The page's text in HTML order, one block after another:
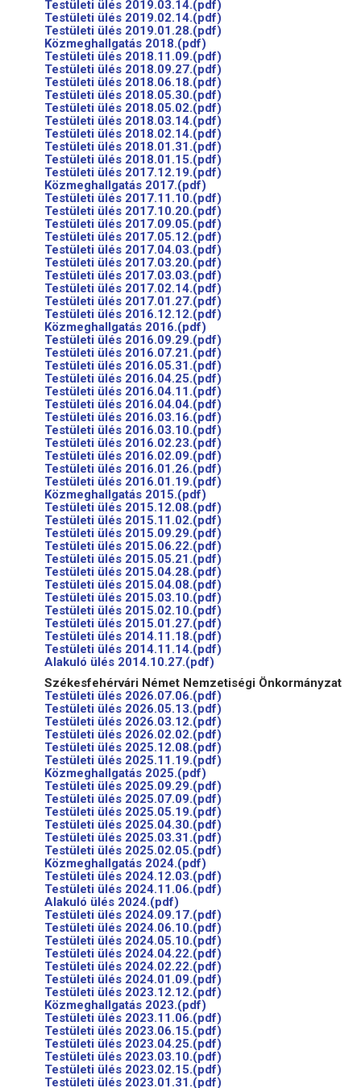
Testületi ülés 2019.03.14.(pdf)
Testületi ülés 2019.02.14.(pdf)
Testületi ülés 2019.01.28.(pdf)
Közmeghallgatás 2018.(pdf)
Testületi ülés 2018.11.09.(pdf)
Testületi ülés 2018.09.27.(pdf)
Testületi ülés 2018.06.18.(pdf)
Testületi ülés 2018.05.30.(pdf)
Testületi ülés 2018.05.02.(pdf)
Testületi ülés 2018.03.14.(pdf)
Testületi ülés 2018.02.14.(pdf)
Testületi ülés 2018.01.31.(pdf)
Testületi ülés 2018.01.15.(pdf)
Testületi ülés 2017.12.19.(pdf)
Közmeghallgatás 2017.(pdf)
Testületi ülés 2017.11.10.(pdf)
Testületi ülés 2017.10.20.(pdf)
Testületi ülés 2017.09.05.(pdf)
Testületi ülés 2017.05.12.(pdf)
Testületi ülés 2017.04.03.(pdf)
Testületi ülés 2017.03.20.(pdf)
Testületi ülés 2017.03.03.(pdf)
Testületi ülés 2017.02.14.(pdf)
Testületi ülés 2017.01.27.(pdf)
Testületi ülés 2016.12.12.(pdf)
Közmeghallgatás 2016.(pdf)
Testületi ülés 2016.09.29.(pdf)
Testületi ülés 2016.07.21.(pdf)
Testületi ülés 2016.05.31.(pdf)
Testületi ülés 2016.04.25.(pdf)
Testületi ülés 2016.04.11.(pdf)
Testületi ülés 2016.04.04.(pdf)
Testületi ülés 2016.03.16.(pdf)
Testületi ülés 2016.03.10.(pdf)
Testületi ülés 2016.02.23.(pdf)
Testületi ülés 2016.02.09.(pdf)
Testületi ülés 2016.01.26.(pdf)
Testületi ülés 2016.01.19.(pdf)
Közmeghallgatás 2015.(pdf)
Testületi ülés 2015.12.08.(pdf)
Testületi ülés 2015.11.02.(pdf)
Testületi ülés 2015.09.29.(pdf)
Testületi ülés 2015.06.22.(pdf)
Testületi ülés 2015.05.21.(pdf)
Testületi ülés 2015.04.28.(pdf)
Testületi ülés 2015.04.08.(pdf)
Testületi ülés 2015.03.10.(pdf)
Testületi ülés 2015.02.10.(pdf)
Testületi ülés 2015.01.27.(pdf)
Testületi ülés 2014.11.18.(pdf)
Testületi ülés 2014.11.14.(pdf)
Alakuló ülés 2014.10.27.(pdf)
Székesfehérvári Német Nemzetiségi Önkormányzat
Testületi ülés 2026.07.06.(pdf)
Testületi ülés 2026.05.13.(pdf)
Testületi ülés 2026.03.12.(pdf)
Testületi ülés 2026.02.02.(pdf)
Testületi ülés 2025.12.08.(pdf)
Testületi ülés 2025.11.19.(pdf)
Közmeghallgatás 2025.(pdf)
Testületi ülés 2025.09.29.(pdf)
Testületi ülés 2025.07.09.(pdf)
Testületi ülés 2025.05.19.(pdf)
Testületi ülés 2025.04.30.(pdf)
Testületi ülés 2025.03.31.(pdf)
Testületi ülés 2025.02.05.(pdf)
Közmeghallgatás 2024.(pdf)
Testületi ülés 2024.12.03.(pdf)
Testületi ülés 2024.11.06.(pdf)
Alakuló ülés 2024.(pdf)
Testületi ülés 2024.09.17.(pdf)
Testületi ülés 2024.06.10.(pdf)
Testületi ülés 2024.05.10.(pdf)
Testületi ülés 2024.04.22.(pdf)
Testületi ülés 2024.02.22.(pdf)
Testületi ülés 2024.01.09.(pdf)
Testületi ülés 2023.12.12.(pdf)
Közmeghallgatás 2023.(pdf)
Testületi ülés 2023.11.06.(pdf)
Testületi ülés 2023.06.15.(pdf)
Testületi ülés 2023.04.25.(pdf)
Testületi ülés 2023.03.10.(pdf)
Testületi ülés 2023.02.15.(pdf)
Testületi ülés 2023.01.31.(pdf)